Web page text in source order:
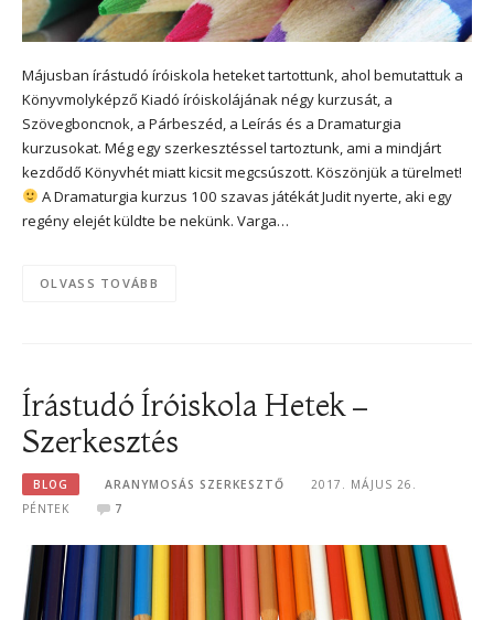
Májusban írástudó íróiskola heteket tartottunk, ahol bemutattuk a
Könyvmolyképző Kiadó íróiskolájának négy kurzusát, a
Szövegboncnok, a Párbeszéd, a Leírás és a Dramaturgia
kurzusokat. Még egy szerkesztéssel tartoztunk, ami a mindjárt
kezdődő Könyvhét miatt kicsit megcsúszott. Köszönjük a türelmet!
A Dramaturgia kurzus 100 szavas játékát Judit nyerte, aki egy
regény elejét küldte be nekünk. Varga…
OLVASS TOVÁBB
Írástudó Íróiskola Hetek –
Szerkesztés
BLOG ARANYMOSÁS SZERKESZTŐ
2017. MÁJUS 26.
PÉNTEK
7